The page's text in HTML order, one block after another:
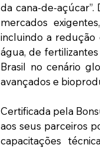
da cana-de-
mercados
incluindo a redução
água, de
Brasil no cenário
avançados e
Certificada pela
aos seus parceiros
capacitações